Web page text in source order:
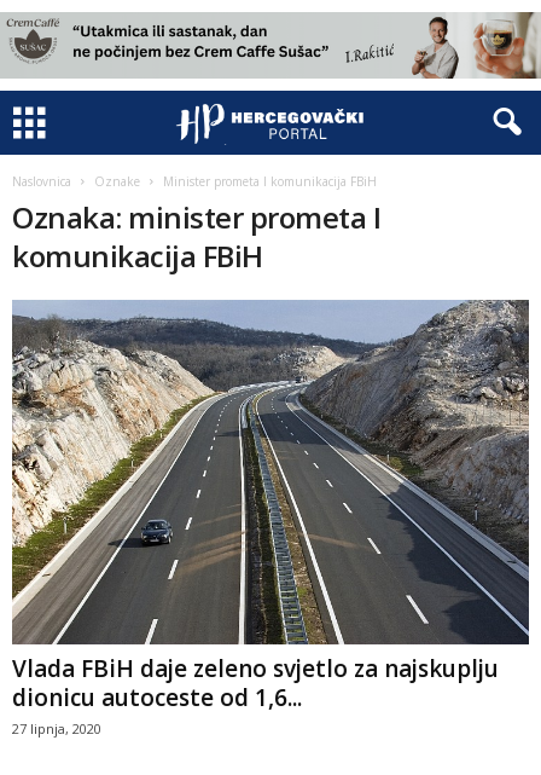
Naslovnica Oznake Minister prometa I komunikacija FBiH
Oznaka: minister prometa I
komunikacija FBiH
Vlada FBiH daje zeleno svjetlo za najskuplju
dionicu autoceste od 1,6...
27 lipnja, 2020